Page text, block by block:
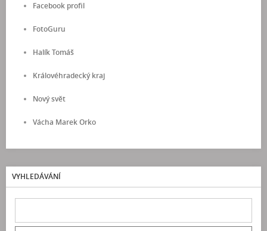
Facebook profil
FotoGuru
Halík Tomáš
Královéhradecký kraj
Nový svět
Vácha Marek Orko
VYHLEDÁVÁNÍ